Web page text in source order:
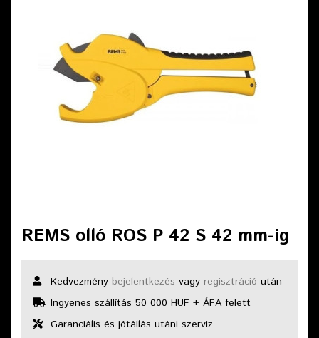
REMS olló ROS P 42 S 42 mm-ig
Kedvezmény bejelentkezés vagy regisztráció után
Ingyenes szállítás 50 000 HUF + ÁFA felett
Garanciális és jótállás utáni szerviz